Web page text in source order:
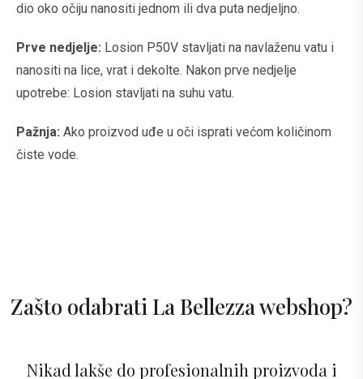
dio oko očiju nanositi jednom ili dva puta nedjeljno.
Prve nedjelje: Losion P50V stavljati na navlaženu vatu i
nanositi na lice, vrat i dekolte. Nakon prve nedjelje
upotrebe: Losion stavljati na suhu vatu.
Pažnja: Ako proizvod uđe u oči isprati većom količinom
čiste vode.
Zašto odabrati La Bellezza webshop?
Nikad lakše do profesionalnih proizvoda i